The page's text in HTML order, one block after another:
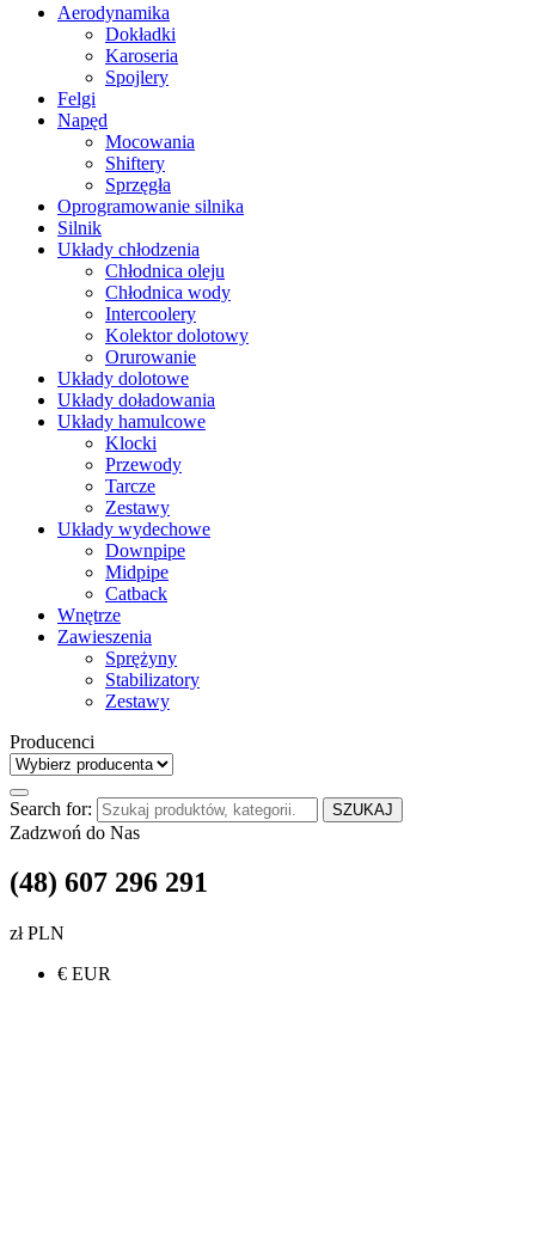
Aerodynamika
Dokładki
Karoseria
Spojlery
Felgi
Napęd
Mocowania
Shiftery
Sprzęgła
Oprogramowanie silnika
Silnik
Układy chłodzenia
Chłodnica oleju
Chłodnica wody
Intercoolery
Kolektor dolotowy
Orurowanie
Układy dolotowe
Układy doładowania
Układy hamulcowe
Klocki
Przewody
Tarcze
Zestawy
Układy wydechowe
Downpipe
Midpipe
Catback
Wnętrze
Zawieszenia
Sprężyny
Stabilizatory
Zestawy
Producenci
Search for: SZUKAJ
Zadzwoń do Nas
(48) 607 296 291
zł PLN
€ EUR